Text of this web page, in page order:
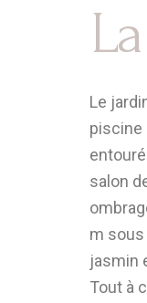
Le
piscine
salon
m
jasmin
Tout à